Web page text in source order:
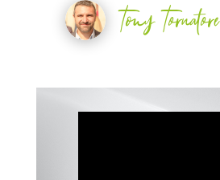
Tony Tornatore